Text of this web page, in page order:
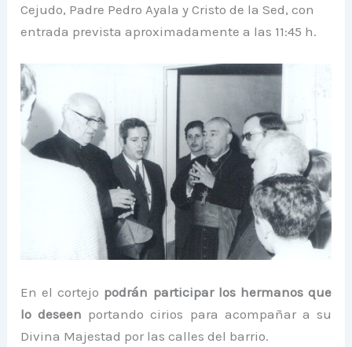
Cejudo, Padre Pedro Ayala y Cristo de la Sed, con
entrada prevista aproximadamente a las 11:45 h.
En el cortejo podrán participar los hermanos que
lo deseen portando cirios para acompañar a su
Divina Majestad por las calles del barrio.